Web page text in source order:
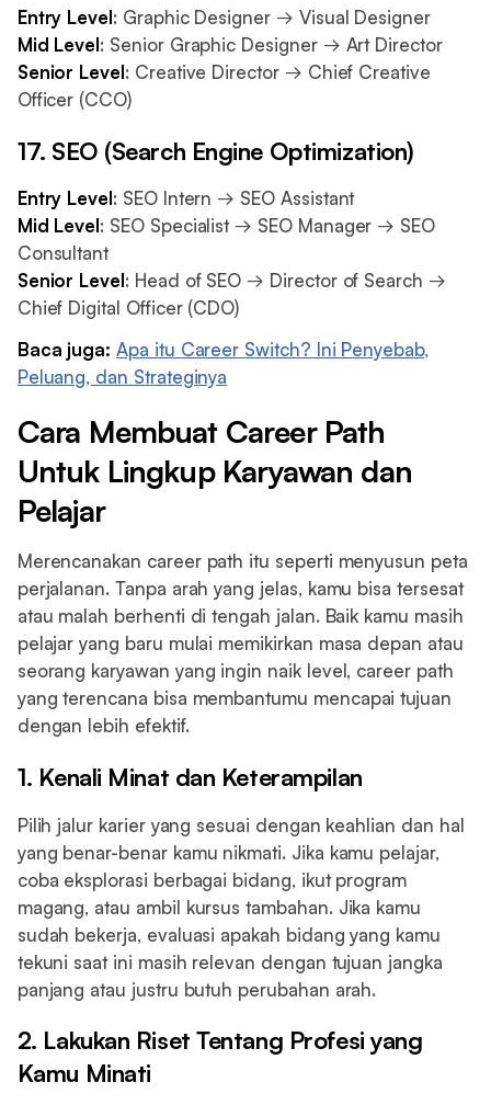
Entry Level: Graphic Designer → Visual Designer
Mid Level: Senior Graphic Designer → Art Director
Senior Level: Creative Director → Chief Creative
Officer (CCO)
17. SEO (Search Engine Optimization)
Entry Level: SEO Intern → SEO Assistant
Mid Level: SEO Specialist → SEO Manager → SEO
Consultant
Senior Level: Head of SEO → Director of Search →
Chief Digital Officer (CDO)
Baca juga:Apa itu Career Switch? Ini Penyebab,
Peluang, dan Strateginya
Cara Membuat Career Path
Untuk Lingkup Karyawan dan
Pelajar
Merencanakan career path itu seperti menyusun peta
perjalanan. Tanpa arah yang jelas, kamu bisa tersesat
atau malah berhenti di tengah jalan. Baik kamu masih
pelajar yang baru mulai memikirkan masa depan atau
seorang karyawan yang ingin naik level, career path
yang terencana bisa membantumu mencapai tujuan
dengan lebih efektif.
1. Kenali Minat dan Keterampilan
Pilih jalur karier yang sesuai dengan keahlian dan hal
yang benar-benar kamu nikmati. Jika kamu pelajar,
coba eksplorasi berbagai bidang, ikut program
magang, atau ambil kursus tambahan. Jika kamu
sudah bekerja, evaluasi apakah bidang yang kamu
tekuni saat ini masih relevan dengan tujuan jangka
panjang atau justru butuh perubahan arah.
2. Lakukan Riset Tentang Profesi yang
Kamu Minati